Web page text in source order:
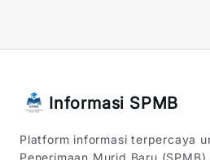
Informasi SPMB
Platform informasi terpercaya